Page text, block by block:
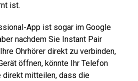
ist.
App ist sogar im Google
nachdem Sie Instant Pair
Ohrhörer direkt zu verbinden,
öffnen, könnte Ihr Telefon
direkt mitteilen, dass die